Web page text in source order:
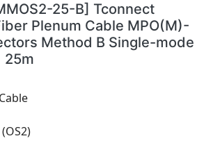
25-B] Tconnect
Plenum Cable MPO(M)-
Method B Single-mode
25m